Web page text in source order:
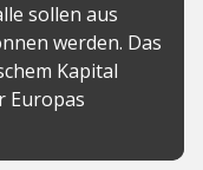
sollen aus
werden. Das
Kapital
Europas